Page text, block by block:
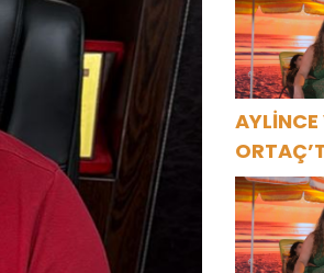
AYLİNCE
AŞK”